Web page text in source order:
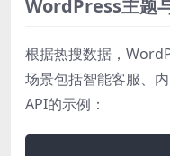
WordPress主题
根据热搜数据，
场景包括智能客服、
API的示例：